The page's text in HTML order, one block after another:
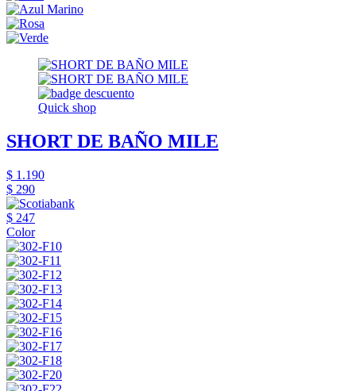
Quick shop
SHORT DE BAÑO MILE
$ 1.190
$ 290
$ 247
Color